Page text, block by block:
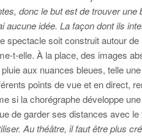
donc le but est de trouver
aucune idée. La façon dont ils
spectacle soit construit autour
t-elle. À la place, des images
aux nuances bleues, telle
points de vue et en direct,
si la chorégraphe développe
de garder ses distances avec le
Au théâtre, il faut être plus